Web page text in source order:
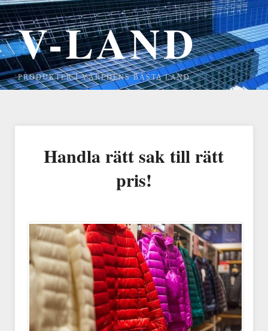
V-LAND
PRODUKTER I VÄRLDENS BÄSTA LAND
Handla rätt sak till rätt
pris!